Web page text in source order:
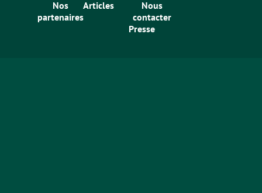
Nos
partenaires
Articles
Nous
contacter
Presse